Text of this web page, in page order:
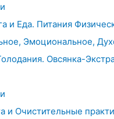
и Еда. Питания
Эмоциональное,
Овсянка-
и Очистительные